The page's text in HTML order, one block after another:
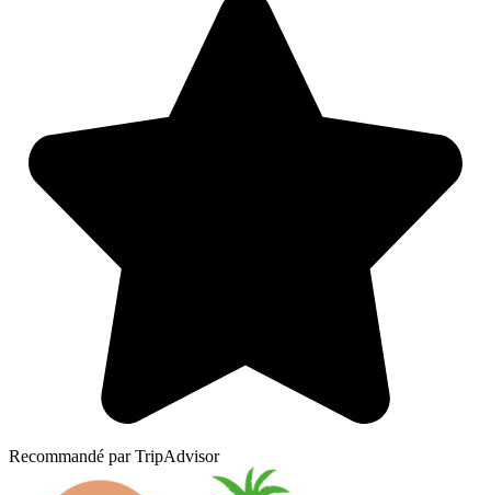
Recommandé par TripAdvisor